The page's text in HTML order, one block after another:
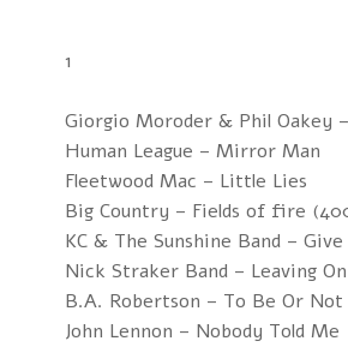
1
Giorgio Moroder & Phil Oakey
Human League – Mirror Man
Fleetwood Mac – Little Lies
Big Country – Fields of fire
KC & The Sunshine Band –
Nick Straker Band – Leaving
B.A. Robertson – To Be Or Not
John Lennon – Nobody Told Me